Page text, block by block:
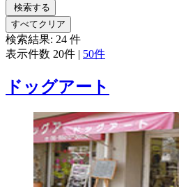
検索する
すべてクリア
検索結果: 24 件
表示件数 20件 | 50件
ドッグアート